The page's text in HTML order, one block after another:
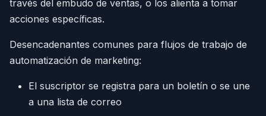
través del embudo de ventas, o los alienta a tomar
acciones específicas.
Desencadenantes comunes para flujos de trabajo de
automatización de marketing:
El suscriptor se registra para un boletín o se une
a una lista de correo